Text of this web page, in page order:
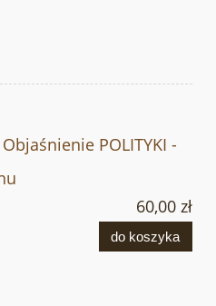
POLITYKI -
60,00 zł
do koszyka